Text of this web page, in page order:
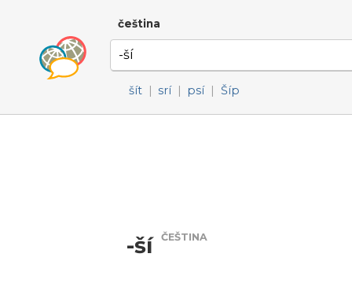
čeština
šít | srí | psí | Šíp
-ší ČEŠTINA